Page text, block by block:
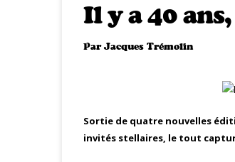
Il y a 40
ParJacques Trémolin
Sortie de quatre nouvelles
invités stellaires, le tout